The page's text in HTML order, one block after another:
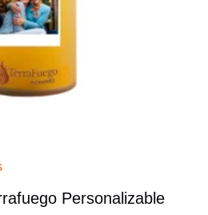
Personalizable